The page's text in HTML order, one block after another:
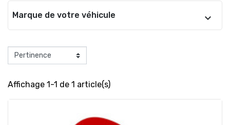
Marque de votre véhicule
Affichage 1-1 de 1 article(s)